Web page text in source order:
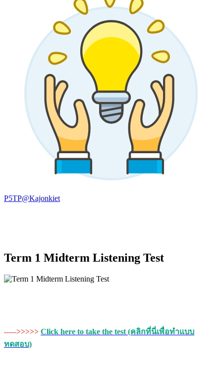
P5TP@Kajonkiet
Term 1 Midterm Listening Test
----->>>>> Click here to take the test (คลิกที่นี่เพื่อทำแบบ
ทดสอบ)